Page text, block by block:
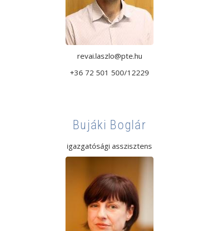
revai.laszlo@pte.hu
+36 72 501 500/12229
Bujáki Boglár
igazgatósági asszisztens